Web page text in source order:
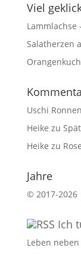
Viel
Salatherzen
Uschi
Heike zu
Heike zu
Jahre
© 2017-2026
Ich
Leben